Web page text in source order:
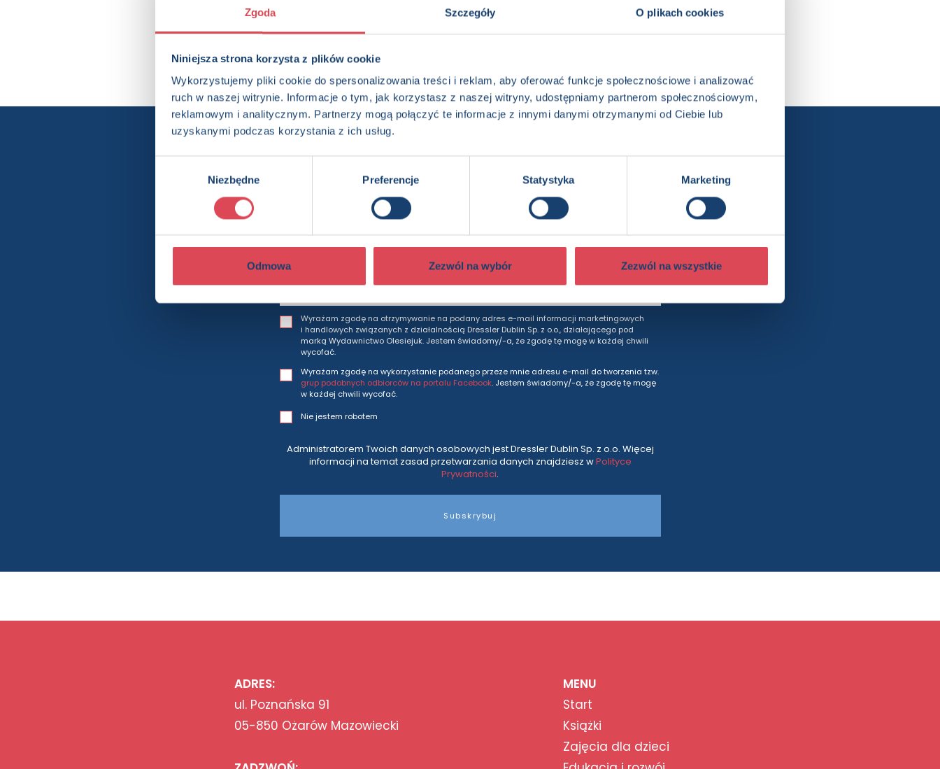
Zgoda Szczegóły O plikach cookies
Niniejsza strona korzysta z plików cookie
Wykorzystujemy pliki cookie do spersonalizowania treści i reklam, aby oferować funkcje społecznościowe i analizować
ruch w naszej witrynie. Informacje o tym, jak korzystasz z naszej witryny, udostępniamy partnerom społecznościowym,
reklamowym i analitycznym. Partnerzy mogą połączyć te informacje z innymi danymi otrzymanymi od Ciebie lub
uzyskanymi podczas korzystania z ich usług.
Niezbędne Preferencje Statystyka Marketing
Odmowa Zezwól na wybór Zezwól na wszystkie
Chcesz wiedzieć więcej? Zapisz się do newslettera
Będziesz otrzymywać wszytkie nasze nowości i oferty
prosto do Twojej skrzynki odbiorczej.
Adres e-mail
Wyrażam zgodę na otrzymywanie na podany adres e-mail informacji marketingowych
i handlowych związanych z działalnością Dressler Dublin Sp. z o.o., działającego pod
marką Wydawnictwo Olesiejuk. Jestem świadomy/-a, że zgodę tę mogę w każdej chwili
wycofać.
Wyrażam zgodę na wykorzystanie podanego przeze mnie adresu e-mail do tworzenia tzw.
grup podobnych odbiorców na portalu Facebook. Jestem świadomy/-a, że zgodę tę mogę
w każdej chwili wycofać.
Nie jestem robotem
Administratorem Twoich danych osobowych jest Dressler Dublin Sp. z o.o. Więcej
informacji na temat zasad przetwarzania danych znajdziesz wPolityce
Prywatności.
Subskrybuj
ADRES:
ul. Poznańska 91
05-850 Ożarów Mazowiecki
MENU
Start
Książki
Zajęcia dla dzieci